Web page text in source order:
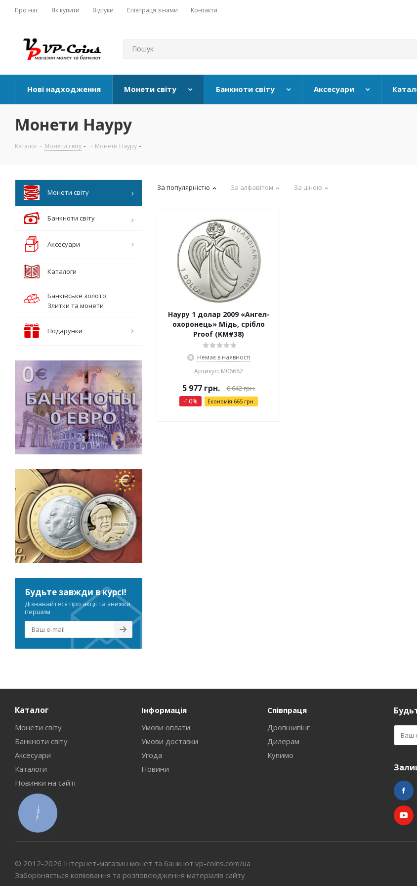
Про нас Як купити Відгуки Співпраця з нами Контакти
Нові надходження Монети світу Банкноти світу Аксесуари
Монети Науру
Каталог - Монети світу - Монети Науру
За популярністю За алфавітом За ціною
Науру 1 долар 2009 «Ангел-
охоронець» Мідь, срібло
Proof (KM#38)
Немає в наявності
Артикул: М06682
5 977грн. 6 642грн.
-10% Економія 665грн.
Монети світу
Банкноти світу
Аксесуари
Каталоги
Банківське золото.
Злитки та монети
Подарунки
Будьте завжди в курсі!
Дізнавайтеся про акції та знижки
першим
Каталог
Монети світу
Банкноти світу
Аксесуари
Каталоги
Новинки на сайті
Інформація
Умови оплати
Умови доставки
Угода
Новини
Співпраця
Дропшипінг
Дилерам
Купимо
© 2012-2026 Інтернет-магазин монет та банкнот vp-coins.com/ua
Забороняється копіювання та розповсюдження матеріалів сайту
КНОПКА
СВЯЗИ